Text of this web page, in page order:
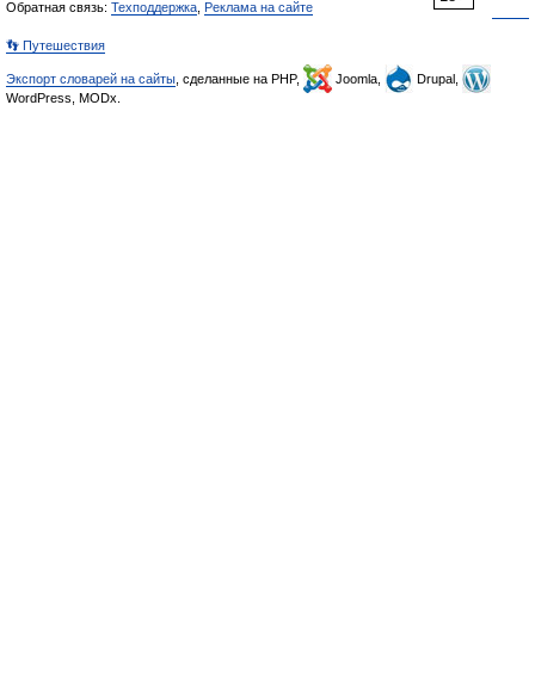
Обратная связь: Техподдержка Реклама на сайте
👣 Путешествия
Экспорт словарей на сайты , сделанные на PHP, Joomla,
Drupal,
WordPress, MODx.